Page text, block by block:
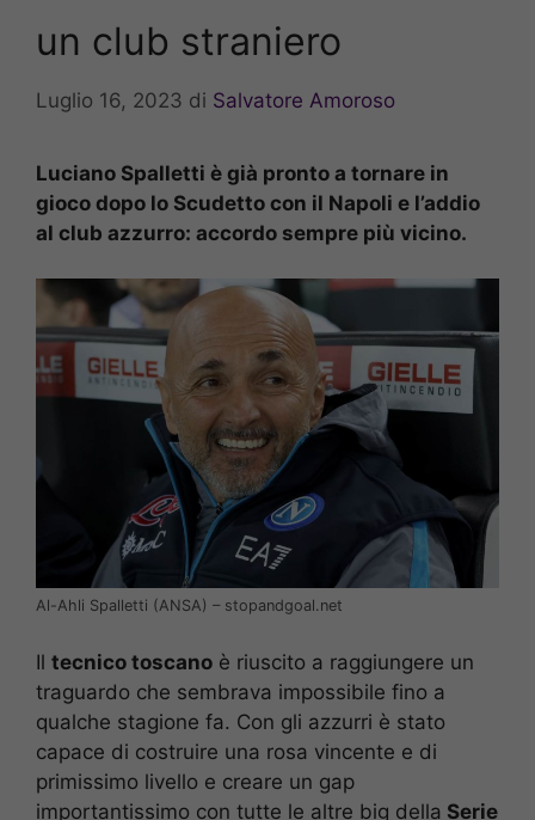
un club straniero
Luglio 16, 2023 di Salvatore Amoroso
Luciano Spalletti è già pronto a tornare in
gioco dopo lo Scudetto con il Napoli e l’addio
al club azzurro: accordo sempre più vicino.
Al-Ahli Spalletti (ANSA) – stopandgoal.net
Il tecnico toscano è riuscito a raggiungere un
traguardo che sembrava impossibile fino a
qualche stagione fa. Con gli azzurri è stato
capace di costruire una rosa vincente e di
primissimo livello e creare un gap
importantissimo con tutte le altre big della Serie